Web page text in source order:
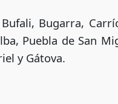
Bugarra,
Puebla de San
y Gátova.